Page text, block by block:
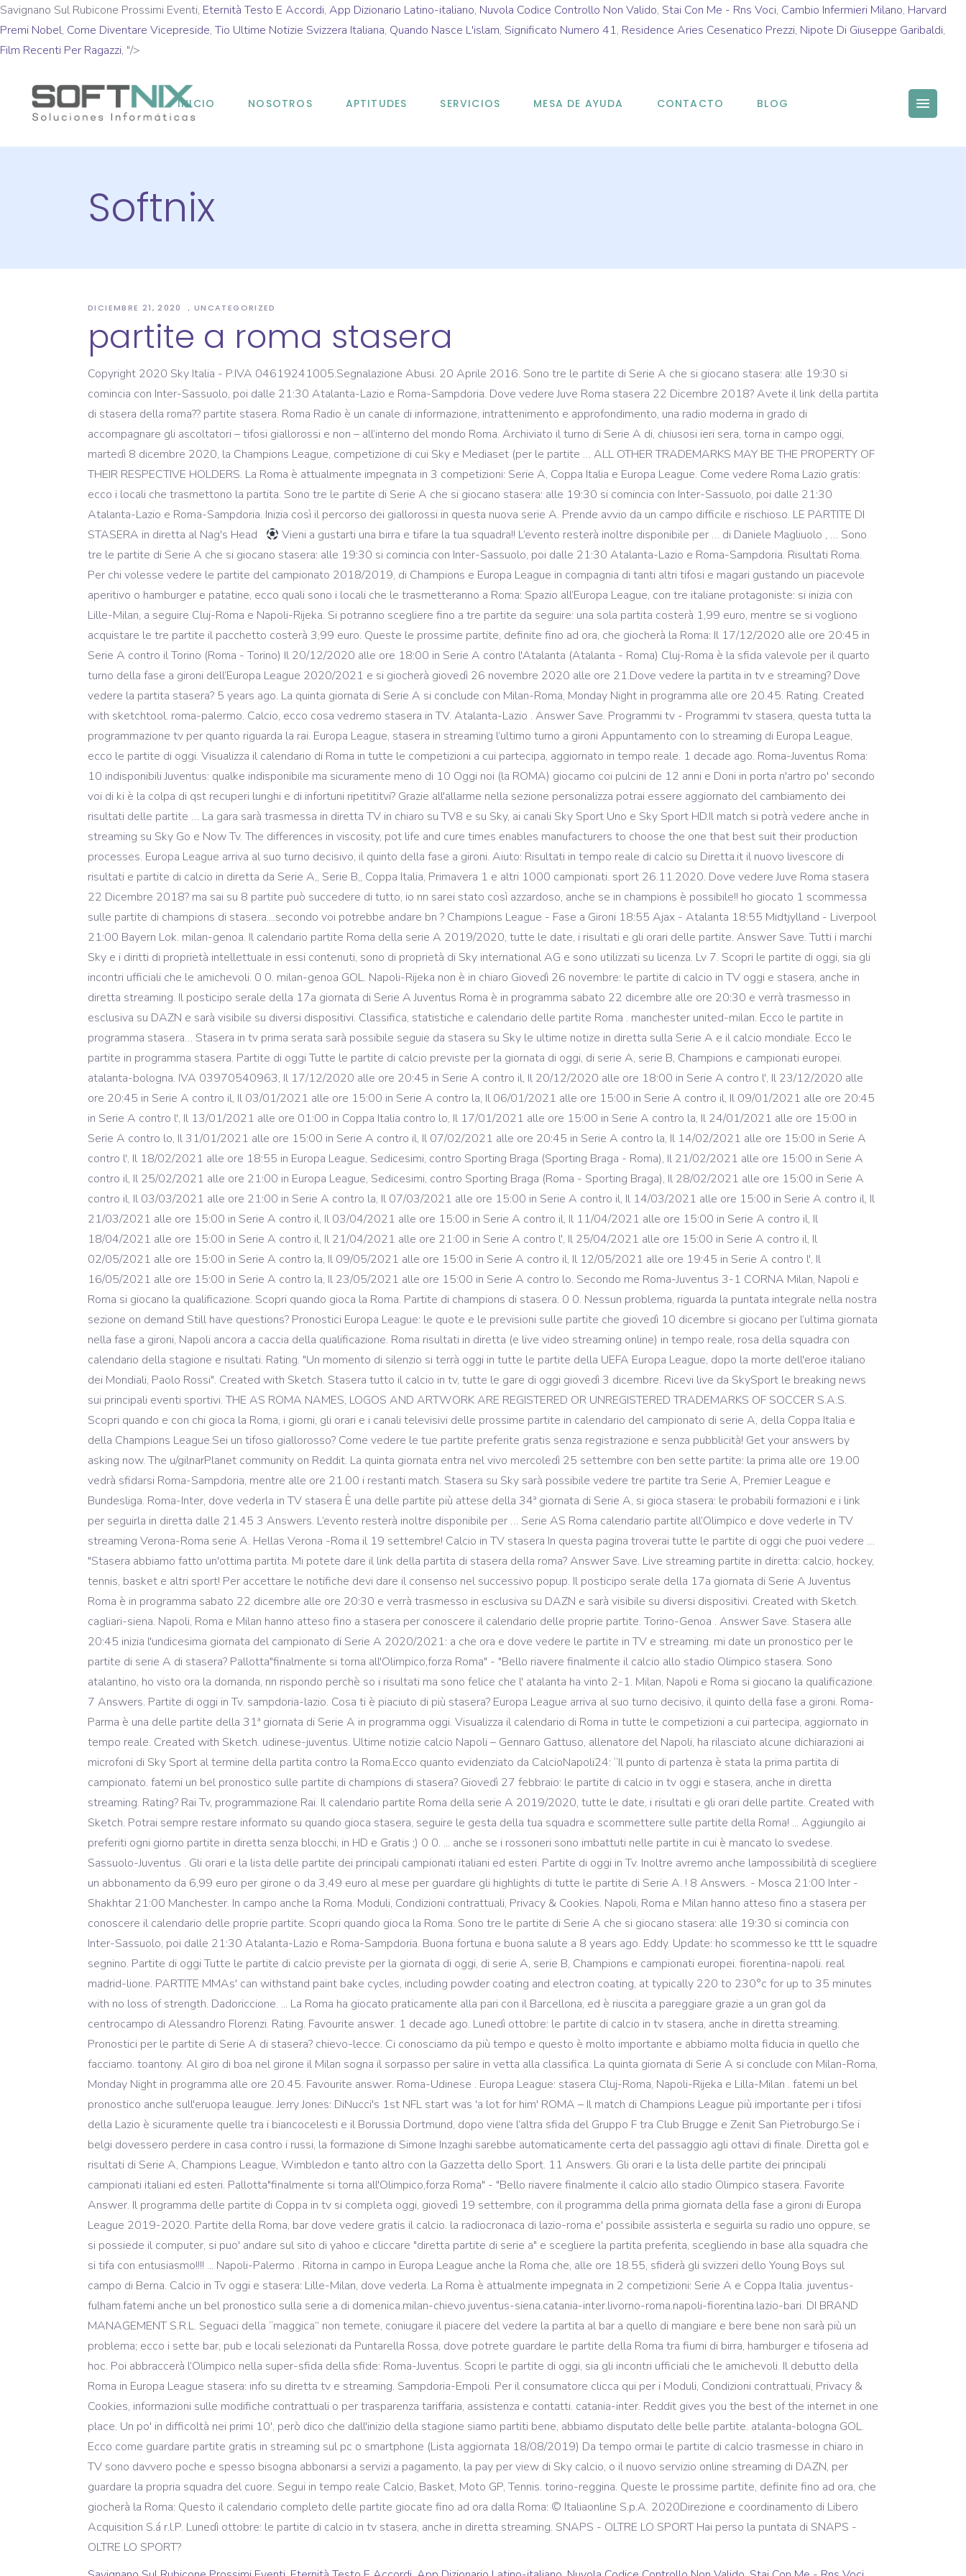
Savignano Sul Rubicone Prossimi Eventi, Eternità Testo E Accordi, App Dizionario Latino-italiano, Nuvola Codice Controllo Non Valido, Stai Con Me - Rns Voci, Cambio Infermieri Milano, Harvard
Premi Nobel, Come Diventare Vicepreside,Tio Ultime Notizie Svizzera Italiana, Quando Nasce L'islam, Significato Numero 41, Residence Aries Cesenatico Prezzi, Nipote Di Giuseppe Garibaldi,
Film Recenti Per Ragazzi, "/>
INICIO NOSOTROS APTITUDES SERVICIOS MESA DE AYUDA CONTACTO BLOG
Softnix
DICIEMBRE 21, 2020 UNCATEGORIZED
partite a roma stasera
Copyright 2020 Sky Italia - P.IVA 04619241005.Segnalazione Abusi. 20 Aprile 2016. Sono tre le partite di Serie A che si giocano stasera: alle 19:30 si
comincia con Inter-Sassuolo, poi dalle 21:30 Atalanta-Lazio e Roma-Sampdoria. Dove vedere Juve Roma stasera 22 Dicembre 2018? Avete il link della partita
di stasera della roma?? partite stasera. Roma Radio è un canale di informazione, intrattenimento e approfondimento, una radio moderna in grado di
accompagnare gli ascoltatori – tifosi giallorossi e non – all’interno del mondo Roma. Archiviato il turno di Serie A di, chiusosi ieri sera, torna in campo oggi,
martedì 8 dicembre 2020, la Champions League, competizione di cui Sky e Mediaset (per le partite … ALL OTHER TRADEMARKS MAY BE THE PROPERTY OF
THEIR RESPECTIVE HOLDERS. La Roma è attualmente impegnata in 3 competizioni: Serie A, Coppa Italia e Europa League. Come vedere Roma Lazio gratis:
ecco i locali che trasmettono la partita. Sono tre le partite di Serie A che si giocano stasera: alle 19:30 si comincia con Inter-Sassuolo, poi dalle 21:30
Atalanta-Lazio e Roma-Sampdoria. Inizia così il percorso dei giallorossi in questa nuova serie A. Prende avvio da un campo difficile e rischioso. LE PARTITE DI
STASERA⁣ in diretta al Nag's Head ⁣ ⁣
⁣ Vieni a gustarti una birra e tifare la tua squadra!! L’evento resterà inoltre disponibile per … di Daniele Magliuolo , … Sono tre le partite di Serie A che si giocano stasera: alle 19:30 si comincia con Inter-Sassuolo, poi dalle 21:30 Atalanta-Lazio e Roma-Sampdoria. Risultati Roma. Per chi volesse vedere le partite del campionato 2018/2019, di Champions e Europa League in compagnia di tanti altri tifosi e magari gustando un piacevole aperitivo o hamburger e patatine, ecco quali sono i locali che le trasmetteranno a Roma: Spazio all’Europa League, con tre italiane protagoniste: si inizia con Lille-Milan, a seguire Cluj-Roma e Napoli-Rijeka. Si potranno scegliere fino a tre partite da seguire: una sola partita costerà 1,99 euro, mentre se si vogliono acquistare le tre partite il pacchetto costerà 3,99 euro. Queste le prossime partite, definite fino ad ora, che giocherà la Roma: Il 17/12/2020 alle ore 20:45 in Serie A contro il Torino (Roma - Torino) Il 20/12/2020 alle ore 18:00 in Serie A contro l'Atalanta (Atalanta - Roma) Cluj-Roma è la sfida valevole per il quarto turno della fase a gironi dell’Europa League 2020/2021 e si giocherà giovedì 26 novembre 2020 alle ore 21.Dove vedere la partita in tv e streaming? Dove vedere la partita stasera? 5 years ago. La quinta giornata di Serie A si conclude con Milan-Roma, Monday Night in programma alle ore 20.45. Rating. Created with sketchtool. roma-palermo. Calcio, ecco cosa vedremo stasera in TV. Atalanta-Lazio . Answer Save. Programmi tv - Programmi tv stasera, questa tutta la programmazione tv per quanto riguarda la rai. Europa League, stasera in streaming l’ultimo turno a gironi Appuntamento con lo streaming di Europa League, ecco le partite di oggi. Visualizza il calendario di Roma in tutte le competizioni a cui partecipa, aggiornato in tempo reale. 1 decade ago. Roma-Juventus Roma: 10 indisponibili Juventus: qualke indisponibile ma sicuramente meno di 10 Oggi noi (la ROMA) giocamo coi pulcini de 12 anni e Doni in porta n'artro po' secondo voi di ki è la colpa di qst recuperi lunghi e di infortuni ripetititvi? Grazie all'allarme nella sezione personalizza potrai essere aggiornato del cambiamento dei risultati delle partite … La gara sarà trasmessa in diretta TV in chiaro su TV8 e su Sky, ai canali Sky Sport Uno e Sky Sport HD.Il match si potrà vedere anche in streaming su Sky Go e Now Tv. The differences in viscosity, pot life and cure times enables manufacturers to choose the one that best suit their production processes. Europa League arriva al suo turno decisivo, il quinto della fase a gironi. Aiuto: Risultati in tempo reale di calcio su Diretta.it il nuovo livescore di risultati e partite di calcio in diretta da Serie A,, Serie B,, Coppa Italia, Primavera 1 e altri 1000 campionati. sport 26.11.2020. Dove vedere Juve Roma stasera 22 Dicembre 2018? ma sai su 8 partite può succedere di tutto, io nn sarei stato così azzardoso, anche se in champions è possibile!! ho giocato 1 scommessa sulle partite di champions di stasera....secondo voi potrebbe andare bn ? Champions League - Fase a Gironi 18:55 Ajax - Atalanta 18:55 Midtjylland - Liverpool 21:00 Bayern Lok. milan-genoa. Il calendario partite Roma della serie A 2019/2020, tutte le date, i risultati e gli orari delle partite. Answer Save. Tutti i marchi Sky e i diritti di proprietà intellettuale in essi contenuti, sono di proprietà di Sky international AG e sono utilizzati su licenza. Lv 7. Scopri le partite di oggi, sia gli incontri ufficiali che le amichevoli. 0 0. milan-genoa GOL. Napoli-Rijeka non è in chiaro Giovedì 26 novembre: le partite di calcio in TV oggi e stasera, anche in diretta streaming. Il posticipo serale della 17a giornata di Serie A Juventus Roma è in programma sabato 22 dicembre alle ore 20:30 e verrà trasmesso in esclusiva su DAZN e sarà visibile su diversi dispositivi. Classifica, statistiche e calendario delle partite Roma . manchester united-milan. Ecco le partite in programma stasera… Stasera in tv prima serata sarà possibile seguie da stasera su Sky le ultime notize in diretta sulla Serie A e il calcio mondiale. Ecco le partite in programma stasera. Partite di oggi Tutte le partite di calcio previste per la giornata di oggi, di serie A, serie B, Champions e campionati europei. atalanta-bologna. IVA 03970540963, Il 17/12/2020 alle ore 20:45 in Serie A contro il, Il 20/12/2020 alle ore 18:00 in Serie A contro l', Il 23/12/2020 alle ore 20:45 in Serie A contro il, Il 03/01/2021 alle ore 15:00 in Serie A contro la, Il 06/01/2021 alle ore 15:00 in Serie A contro il, Il 09/01/2021 alle ore 20:45 in Serie A contro l', Il 13/01/2021 alle ore 01:00 in Coppa Italia contro lo, Il 17/01/2021 alle ore 15:00 in Serie A contro la, Il 24/01/2021 alle ore 15:00 in Serie A contro lo, Il 31/01/2021 alle ore 15:00 in Serie A contro il, Il 07/02/2021 alle ore 20:45 in Serie A contro la, Il 14/02/2021 alle ore 15:00 in Serie A contro l', Il 18/02/2021 alle ore 18:55 in Europa League, Sedicesimi, contro Sporting Braga (Sporting Braga - Roma), Il 21/02/2021 alle ore 15:00 in Serie A contro il, Il 25/02/2021 alle ore 21:00 in Europa League, Sedicesimi, contro Sporting Braga (Roma - Sporting Braga), Il 28/02/2021 alle ore 15:00 in Serie A contro il, Il 03/03/2021 alle ore 21:00 in Serie A contro la, Il 07/03/2021 alle ore 15:00 in Serie A contro il, Il 14/03/2021 alle ore 15:00 in Serie A contro il, Il 21/03/2021 alle ore 15:00 in Serie A contro il, Il 03/04/2021 alle ore 15:00 in Serie A contro il, Il 11/04/2021 alle ore 15:00 in Serie A contro il, Il 18/04/2021 alle ore 15:00 in Serie A contro il, Il 21/04/2021 alle ore 21:00 in Serie A contro l', Il 25/04/2021 alle ore 15:00 in Serie A contro il, Il 02/05/2021 alle ore 15:00 in Serie A contro la, Il 09/05/2021 alle ore 15:00 in Serie A contro il, Il 12/05/2021 alle ore 19:45 in Serie A contro l', Il 16/05/2021 alle ore 15:00 in Serie A contro la, Il 23/05/2021 alle ore 15:00 in Serie A contro lo. Secondo me Roma-Juventus 3-1 CORNA Milan, Napoli e Roma si giocano la qualificazione. Scopri quando gioca la Roma. Partite di champions di stasera. 0 0. Nessun problema, riguarda la puntata integrale nella nostra sezione on demand Still have questions? Pronostici Europa League: le quote e le previsioni sulle partite che giovedì 10 dicembre si giocano per l’ultima giornata nella fase a gironi, Napoli ancora a caccia della qualificazione. Roma risultati in diretta (e live video streaming online) in tempo reale, rosa della squadra con calendario della stagione e risultati. Rating. "Un momento di silenzio si terrà oggi in tutte le partite della UEFA Europa League, dopo la morte dell'eroe italiano dei Mondiali, Paolo Rossi". Created with Sketch. Stasera tutto il calcio in tv, tutte le gare di oggi giovedì 3 dicembre. Ricevi live da SkySport le breaking news sui principali eventi sportivi. THE AS ROMA NAMES, LOGOS AND ARTWORK ARE REGISTERED OR UNREGISTERED TRADEMARKS OF SOCCER S.A.S. Scopri quando e con chi gioca la Roma, i giorni, gli orari e i canali televisivi delle prossime partite in calendario del campionato di serie A, della Coppa Italia e della Champions League.Sei un tifoso giallorosso? Come vedere le tue partite preferite gratis senza registrazione e senza pubblicità! Get your answers by asking now. The u/gilnarPlanet community on Reddit. La quinta giornata entra nel vivo mercoledì 25 settembre con ben sette partite: la prima alle ore 19.00 vedrà sfidarsi Roma-Sampdoria, mentre alle ore 21.00 i restanti match. Stasera su Sky sarà possibile vedere tre partite tra Serie A, Premier League e Bundesliga. Roma-Inter, dove vederla in TV stasera È una delle partite più attese della 34ª giornata di Serie A, si gioca stasera: le probabili formazioni e i link per seguirla in diretta dalle 21.45 3 Answers. L’evento resterà inoltre disponibile per … Serie AS Roma calendario partite all’Olimpico e dove vederle in TV streaming Verona-Roma serie A. Hellas Verona -Roma il 19 settembre! Calcio in TV stasera In questa pagina troverai tutte le partite di oggi che puoi vedere … "Stasera abbiamo fatto un'ottima partita. Mi potete dare il link della partita di stasera della roma? Answer Save. Live streaming partite in diretta: calcio, hockey, tennis, basket e altri sport! Per accettare le notifiche devi dare il consenso nel successivo popup. Il posticipo serale della 17a giornata di Serie A Juventus Roma è in programma sabato 22 dicembre alle ore 20:30 e verrà trasmesso in esclusiva su DAZN e sarà visibile su diversi dispositivi. Created with Sketch. cagliari-siena. Napoli, Roma e Milan hanno atteso fino a stasera per conoscere il calendario delle proprie partite. Torino-Genoa . Answer Save. Stasera alle 20:45 inizia l'undicesima giornata del campionato di Serie A 2020/2021: a che ora e dove vedere le partite in TV e streaming. mi date un pronostico per le partite di serie A di stasera? Pallotta"finalmente si torna all'Olimpico,forza Roma" - "Bello riavere finalmente il calcio allo stadio Olimpico stasera. Sono atalantino, ho visto ora la domanda, nn rispondo perchè so i risultati ma sono felice che l' atalanta ha vinto 2-1. Milan, Napoli e Roma si giocano la qualificazione. 7 Answers. Partite di oggi in Tv. sampdoria-lazio. Cosa ti è piaciuto di più stasera? Europa League arriva al suo turno decisivo, il quinto della fase a gironi. Roma-Parma è una delle partite della 31ª giornata di Serie A in programma oggi. Visualizza il calendario di Roma in tutte le competizioni a cui partecipa, aggiornato in tempo reale. Created with Sketch. udinese-juventus. Ultime notizie calcio Napoli – Gennaro Gattuso, allenatore del Napoli, ha rilasciato alcune dichiarazioni ai microfoni di Sky Sport al termine della partita contro la Roma.Ecco quanto evidenziato da CalcioNapoli24: “Il punto di partenza è stata la prima partita di campionato. fatemi un bel pronostico sulle partite di champions di stasera? Giovedì 27 febbraio: le partite di calcio in tv oggi e stasera, anche in diretta streaming. Rating? R